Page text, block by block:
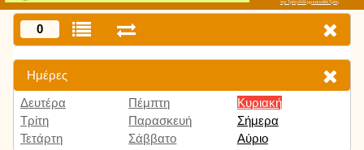
την Τρίτη 9:00 μμ και κάθε Τρίτη
0
Ημέρες
Δευτέρα
Τρίτη
Τετάρτη
Πέμπτη
Παρασκευή
Σάββατο
Κυριακή
Σήμερα
Αύριο